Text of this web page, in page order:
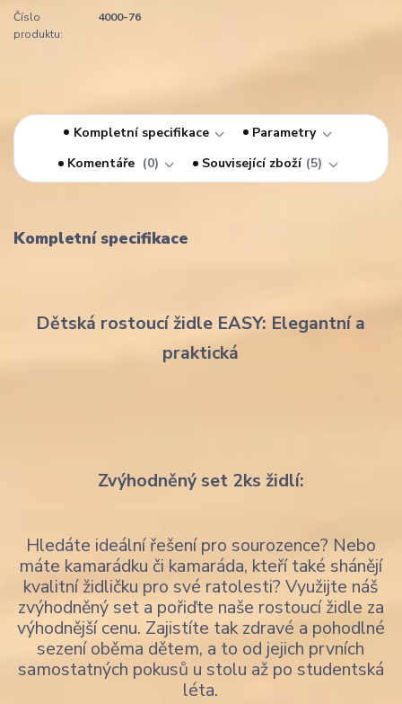
Číslo
produktu:
4000-76
Kompletní specifikace
Parametry
Komentáře
0 Související zboží 5
Kompletní specifikace
Dětská rostoucí židle EASY: Elegantní a
praktická
Zvýhodněný set 2ks židlí:
Hledáte ideální řešení pro sourozence? Nebo
máte kamarádku či kamaráda, kteří také shánějí
kvalitní židličku pro své ratolesti? Využijte náš
zvýhodněný set a pořiďte naše rostoucí židle za
výhodnější cenu. Zajistíte tak zdravé a pohodlné
sezení oběma dětem, a to od jejich prvních
samostatných pokusů u stolu až po studentská
léta.